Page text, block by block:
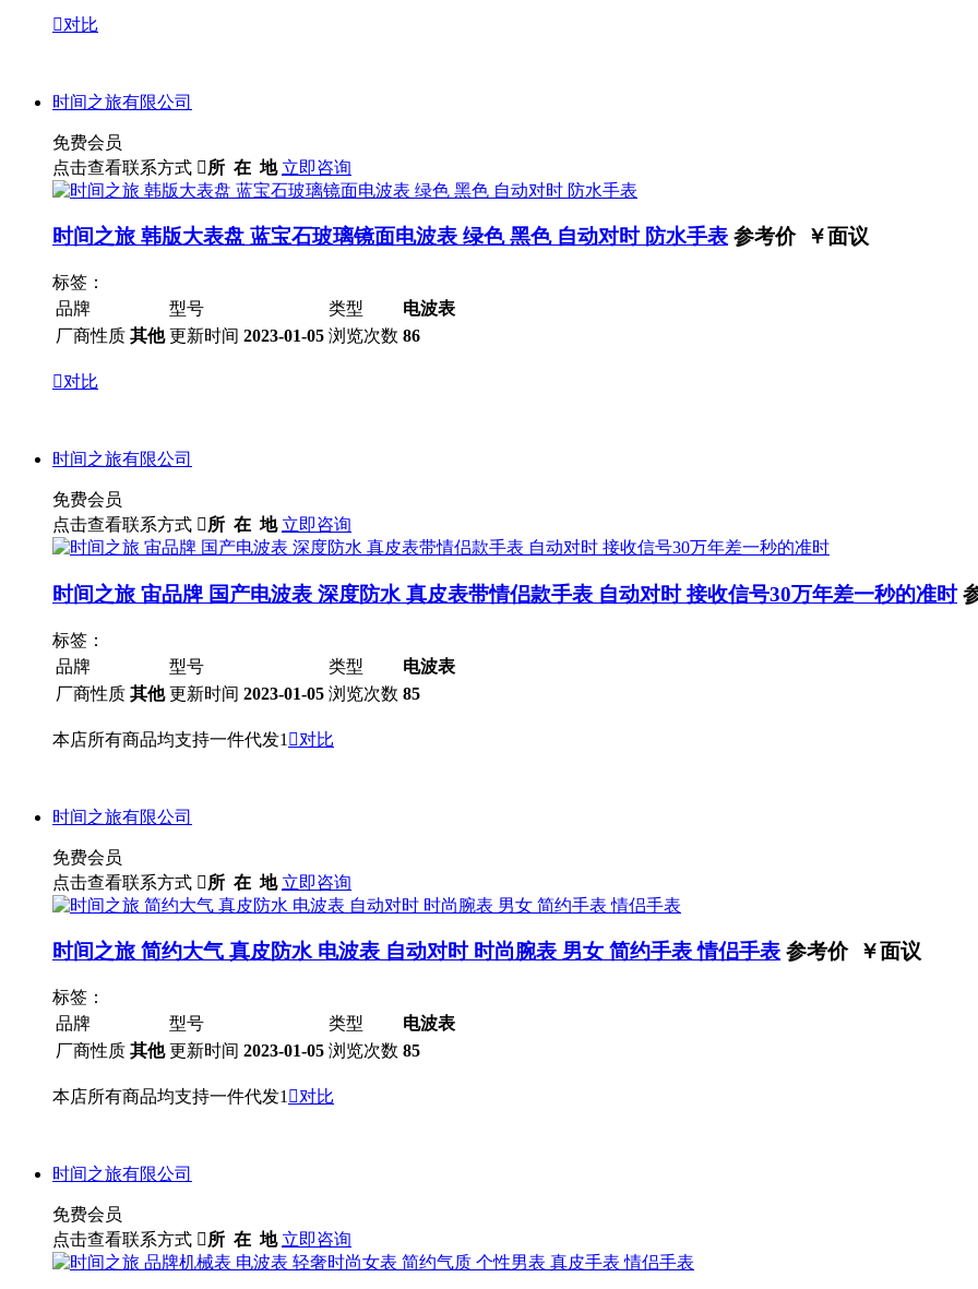
对比
时间之旅有限公司
免费会员
点击查看联系方式 所 在 地 立即咨询
时间之旅 韩版大表盘 蓝宝石玻璃镜面电波表 绿色 黑色 自动对时 防水手表 参考价 ￥面议
标签：
品牌
型号 类型
电波表
厂商性质 其他 更新时间 2023-01-05 浏览次数 86
对比
时间之旅有限公司
免费会员
点击查看联系方式 所 在 地 立即咨询
时间之旅 宙品牌 国产电波表 深度防水 真皮表带情侣款手表 自动对时 接收信号30万年差一秒的准时
标签：
品牌
型号 类型
电波表
厂商性质 其他 更新时间 2023-01-05 浏览次数 85
本店所有商品均支持一件代发1 对比
时间之旅有限公司
免费会员
点击查看联系方式 所 在 地 立即咨询
时间之旅 简约大气 真皮防水 电波表 自动对时 时尚腕表 男女 简约手表 情侣手表 参考价 ￥面议
标签：
品牌
型号 类型
电波表
厂商性质 其他 更新时间 2023-01-05 浏览次数 85
本店所有商品均支持一件代发1 对比
时间之旅有限公司
免费会员
点击查看联系方式 所 在 地 立即咨询